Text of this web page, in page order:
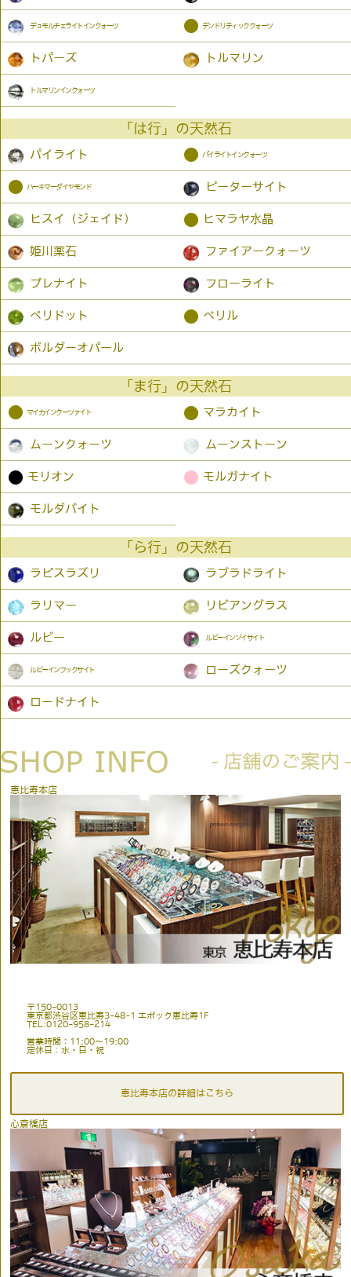
デュモルチェライトインクォーツ ● デンドリティッククォーツ
トパーズ トルマリン
トルマリンインクォーツ
「は行」の天然石
パイライト ● パイライトインクォーツ
● ハーキマーダイヤモンド ピーターサイト
ヒスイ（ジェイド） ● ヒマラヤ水晶
姫川薬石 ファイアークォーツ
プレナイト フローライト
ペリドット ● ベリル
ボルダーオパール
「ま行」の天然石
● マイカインクーツァイト ● マラカイト
ムーンクォーツ ムーンストーン
● モリオン ● モルガナイト
モルダバイト
「ら行」の天然石
ラピスラズリ ラブラドライト
ラリマー リビアングラス
ルビー ルビーインゾイサイト
ルビーインフックサイト ローズクォーツ
ロードナイト
恵比寿本店
〒150-0013
東京都渋谷区恵比寿3-48-1 エポック恵比寿1F
TEL:0120-958-214
営業時間：11:00〜19:00
定休日：水・日・祝
恵比寿本店の詳細はこちら
心斎橋店